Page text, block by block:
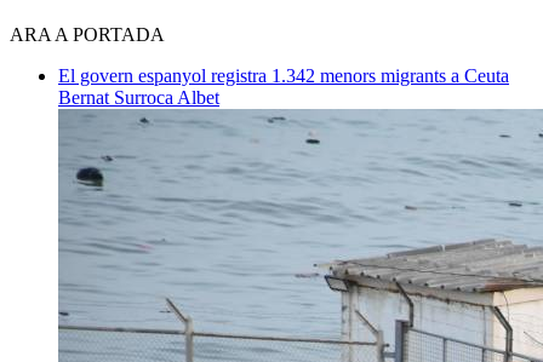
ARA A PORTADA
El govern espanyol registra 1.342 menors migrants a Ceuta
Bernat Surroca Albet